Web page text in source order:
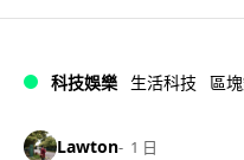
科技娛樂 生活科技 區
Lawton 1 日